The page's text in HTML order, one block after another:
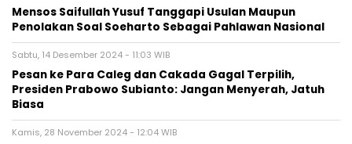
Mensos Saifullah Yusuf Tanggapi Usulan Maupun
Penolakan Soal Soeharto Sebagai Pahlawan Nasional
Sabtu, 14 Desember 2024 - 11:03 WIB
Pesan ke Para Caleg dan Cakada Gagal Terpilih,
Presiden Prabowo Subianto: Jangan Menyerah, Jatuh
Biasa
Kamis, 28 November 2024 - 12:04 WIB